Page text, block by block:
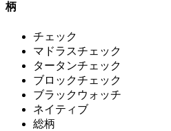
柄
チェック
マドラスチェック
タータンチェック
ブロックチェック
ブラックウォッチ
ネイティブ
総柄